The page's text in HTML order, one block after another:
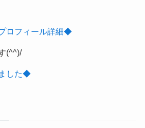
ロフィール詳細◆
(^^)/
した◆